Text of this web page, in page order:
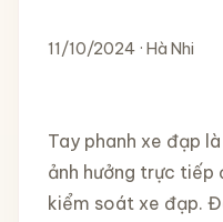
11/10/2024 · Hà Nhi
Tay phanh xe đạp
ảnh hưởng trực tiếp
kiểm soát xe đạp.